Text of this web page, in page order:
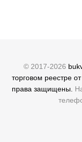
© 2017-2026
торговом реестре
права защищены.